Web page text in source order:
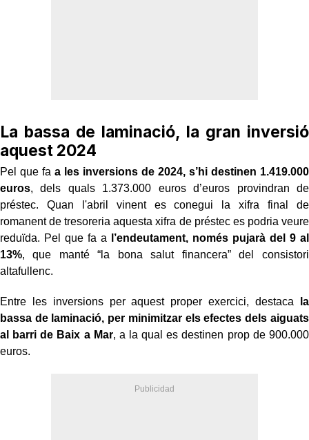
La bassa de laminació, la gran inversió
aquest 2024
Pel que fa a les inversions de 2024, s’hi destinen 1.419.000
euros, dels quals 1.373.000 euros d’euros provindran de
préstec. Quan l'abril vinent es conegui la xifra final de
romanent de tresoreria aquesta xifra de préstec es podria veure
reduïda. Pel que fa a
l’endeutament, només pujarà del 9 al
13%, que manté “la bona salut financera” del consistori
altafullenc.
Entre les inversions per aquest proper exercici, destaca
la
bassa de laminació, per minimitzar els efectes dels aiguats
al barri de Baix a Mar, a la qual es destinen prop de 900.000
euros.